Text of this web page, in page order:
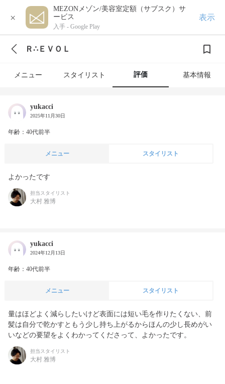
×
MEZONメゾン/美容室定額（サブスク）サ
ービス
入手 - Google Play
表示
Ｒ∴ＥＶＯＬ
メニュー スタイリスト 評価 基本情報
yukacci
2025年11月30日
年齢：40代前半
メニュー スタイリスト
よかったです
担当スタイリスト
大村 雅博
yukacci
2024年12月13日
年齢：40代前半
メニュー スタイリスト
量はほどよく減らしたいけど表面には短い毛を作りたくない、前
髪は自分で乾かすともう少し持ち上がるからほんの少し長めがい
いなどの要望をよくわかってくださって、よかったです。
担当スタイリスト
大村 雅博